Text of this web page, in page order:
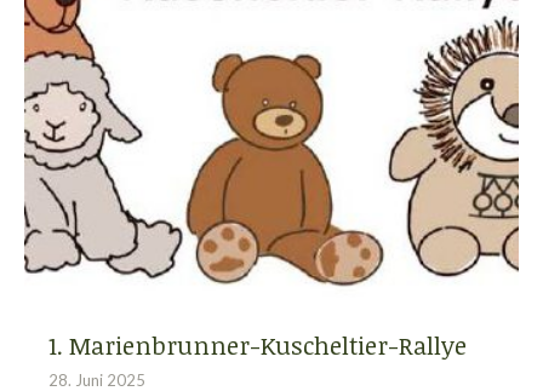
1. Marienbrunner-Kuscheltier-Rallye
28. Juni 2025